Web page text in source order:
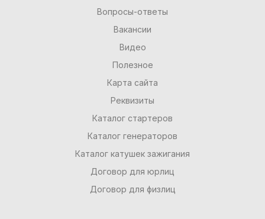
Вопросы-ответы
Вакансии
Видео
Полезное
Карта сайта
Реквизиты
Каталог стартеров
Каталог генераторов
Каталог катушек зажигания
Договор для юрлиц
Договор для физлиц